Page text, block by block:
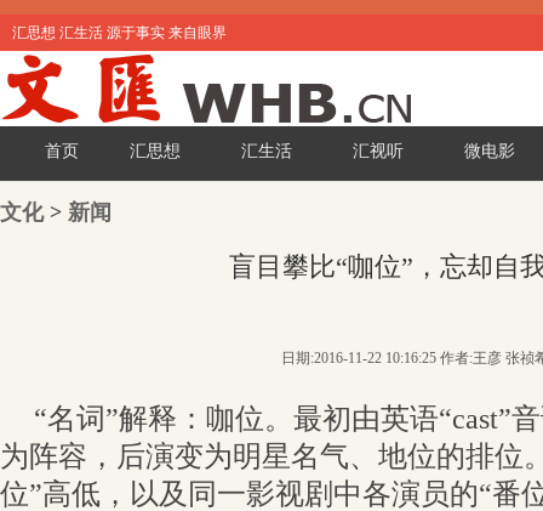
汇思想 汇生活 源于事实 来自眼界
首页 汇思想 汇生活 汇视听 微电影
文化> 新闻
盲目攀比“咖位”，忘却自
日期:2016-11-22 10:16:25 作者:王彦 张祯
“名词”解释：咖位。最初由英语“cast”
为阵容，后演变为明星名气、地位的排位
位”高低，以及同一影视剧中各演员的“番